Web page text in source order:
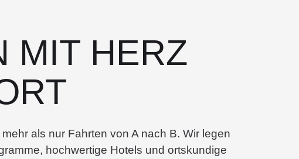
MIT HERZ
als nur Fahrten von A nach B. Wir legen
hochwertige Hotels und ortskundige